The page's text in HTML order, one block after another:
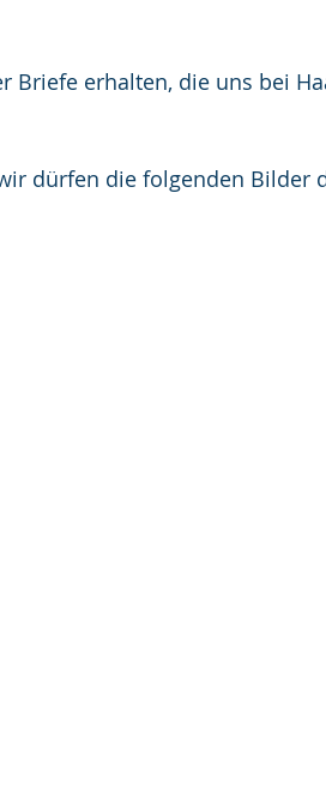
Briefe erhalten, die uns bei
dürfen die folgenden Bilder